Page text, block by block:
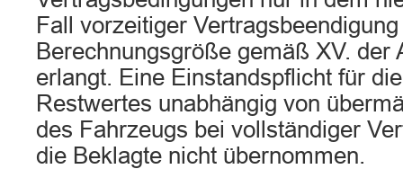
Fall vorzeitiger
Berechnungsgröße gemäß XV. der
erlangt. Eine Einstandspflicht für
Restwertes unabhängig von
des Fahrzeugs bei vollständiger
die Beklagte nicht übernommen.